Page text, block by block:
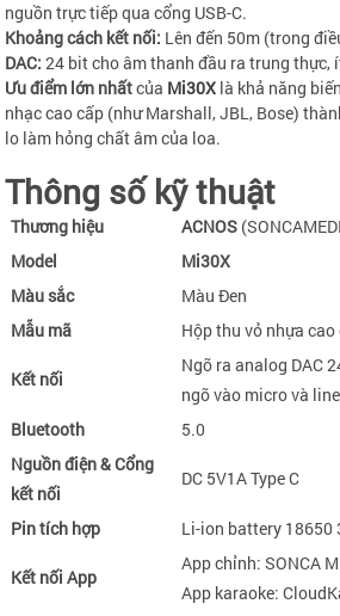
nguồn trực tiếp qua cổng USB-C.
Khoảng cách kết nối: Lên đến 50m (trong
DAC: 24 bit cho âm thanh đầu ra trung thực,
Ưu điểm lớn nhấtcủa Mi30X là khả năng
nhạc cao cấp (như Marshall, JBL, Bose)
lo làm hỏng chất âm của loa.
Thông số kỹ thuật
Thương hiệu ACNOS
Model
Mi30X
Màu sắc
Màu Đen
Mẫu mã
Hộp thu vỏ nhựa cao
Kết nối
Ngõ ra analog DAC
ngõ vào micro và
Bluetooth
5.0
Nguồn điện & Cổng
kết nối
DC 5V1A Type C
Pin tích hợp Li-ion battery 18650
Kết nối App
App chỉnh: SONCA
App karaoke: